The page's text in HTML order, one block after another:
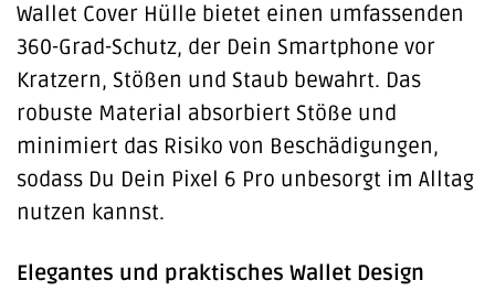
Wallet Cover Hülle bietet einen umfassenden
360-Grad-Schutz, der Dein Smartphone vor
Kratzern, Stößen und Staub bewahrt. Das
robuste Material absorbiert Stöße und
minimiert das Risiko von Beschädigungen,
sodass Du Dein Pixel 6 Pro unbesorgt im Alltag
nutzen kannst.
Elegantes und praktisches Wallet Design